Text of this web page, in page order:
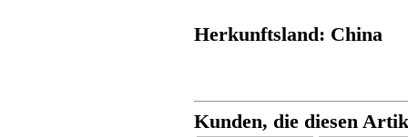
Herkunftsland: China
Kunden, die diesen